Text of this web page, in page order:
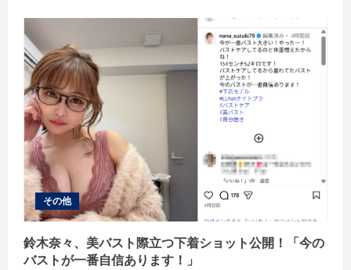
その他
鈴木奈々、美バスト際立つ下着ショット公開！「今の
バストが一番自信あります！」